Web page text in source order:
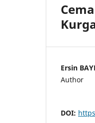
Ersin
Author
DOI: